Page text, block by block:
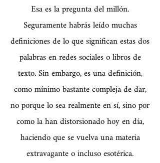
Esa es la pregunta del millón.
Seguramente habrás leído muchas
definiciones de lo que significan estas dos
palabras en redes sociales o libros de
texto. Sin embargo, es una definición,
como mínimo bastante compleja de dar,
no porque lo sea realmente en sí, sino por
como la han distorsionado hoy en día,
haciendo que se vuelva una materia
extravagante o incluso esotérica.